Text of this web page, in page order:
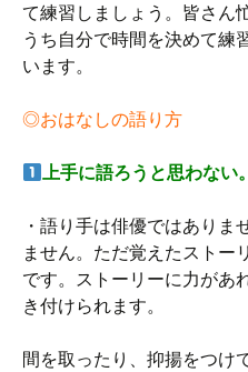
て練習しましょう。皆さん
うち自分で時間を決めて練
います。
◎おはなしの語り方
上手に語ろうと思わない。
・語り手は俳優ではありま
ません。ただ覚えたストー
です。ストーリーに力があ
き付けられます。
間を取ったり、抑揚をつけ